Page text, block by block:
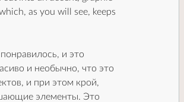
as you will see, keeps
и это
и необычно, что это
и при этом крой,
элементы. Это